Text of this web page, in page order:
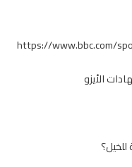
https://www.bbc.com/